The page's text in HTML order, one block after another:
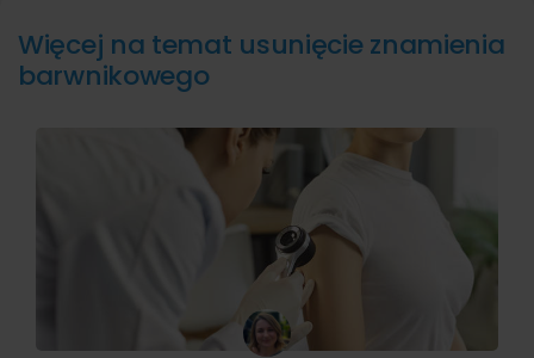
Więcej na temat usunięcie znamienia
barwnikowego